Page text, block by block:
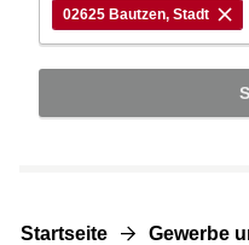
02625 Bautzen, Stadt
Startseite Gewerbe